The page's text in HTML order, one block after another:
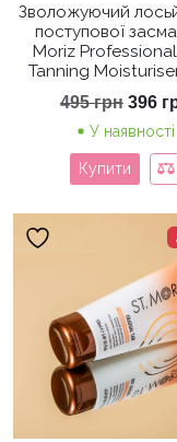
Зволожуючий
поступової
Moriz
Tanning
495грн
495
396
У наявності
Купити